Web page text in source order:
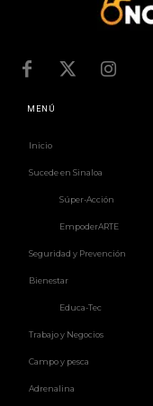
MENÚ
Inicio
Sucede en Sinaloa
Súper-Acción
EmpoderARTE
Seguridad y Prevención
Bienestar
Educa-Tec
Trabajo y Negocios
Campo y pesca
Adrenalina